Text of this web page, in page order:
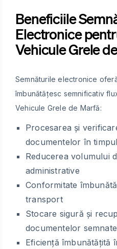
Beneficiile
Electronice
Vehicule Grele
Semnăturile electronice
îmbunătățesc semnificativ
Vehicule Grele de Marfă:
Procesarea și
documentelor în
Reducerea volumului
administrative
Conformitate
transport
Stocare sigură și
documentelor semnate
Eficiență îmbunătățită